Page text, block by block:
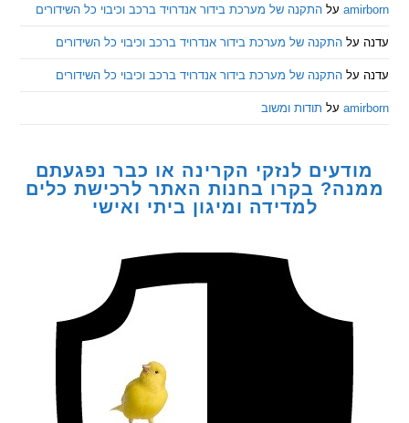
עלהתקנה של מערכת בידור אנדרויד ברכב וכיבוי כל השידורים
התקנה של מערכת בידור אנדרויד ברכב וכיבוי כל השידורים
התקנה של מערכת בידור אנדרויד ברכב וכיבוי כל השידורים
עלתודות ומשוב
לנזקי הקרינה או כבר נפגעתם
בקרו בחנות האתר לרכישת כלים
למדידה ומיגון ביתי ואישי